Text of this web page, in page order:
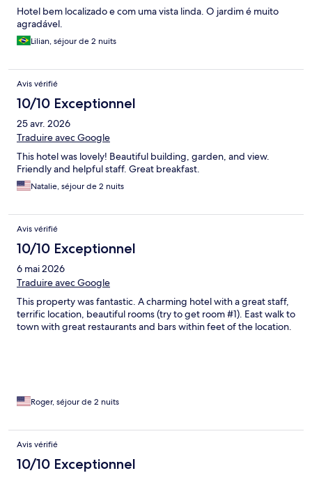
Hotel bem localizado e com uma vista linda. O jardim é muito
agradável.
Lilian, séjour de 2 nuits
Avis vérifié
10/10 Exceptionnel
25 avr. 2026
Traduire avec Google
This hotel was lovely! Beautiful building, garden, and view.
Friendly and helpful staff. Great breakfast.
Natalie, séjour de 2 nuits
Avis vérifié
10/10 Exceptionnel
6 mai 2026
Traduire avec Google
This property was fantastic. A charming hotel with a great staff,
terrific location, beautiful rooms (try to get room #1). East walk to
town with great restaurants and bars within feet of the location.
Roger, séjour de 2 nuits
Avis vérifié
10/10 Exceptionnel